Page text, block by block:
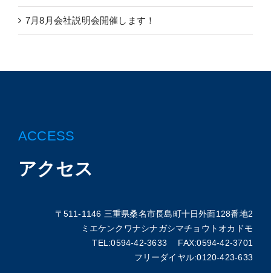
7月8月会社説明会開催します！
ACCESS
アクセス
〒511-1146 三重県桑名市長島町十日外面128番地2
ミエケンクワナシナガシマチョウトオカドモ
TEL:0594-42-3633 FAX:0594-42-3701
フリーダイヤル:0120-423-633